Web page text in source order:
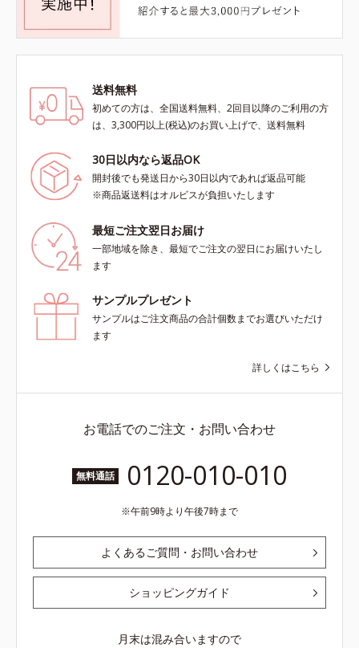
送料無料
初めての方は、全国送料無料、2回目以降のご利用の方
は、3,300円以上(税込)のお買い上げで、送料無料
30日以内なら返品OK
開封後でも発送日から30日以内であれば返品可能
※商品返送料はオルビスが負担いたします
最短ご注文翌日お届け
一部地域を除き、最短でご注文の翌日にお届けいたし
ます
サンプルプレゼント
サンプルはご注文商品の合計個数までお選びいただけ
ます
詳しくはこちら
お電話でのご注文・お問い合わせ
無料通話 0120-010-010
午前9時より午後7時まで
よくあるご質問・お問い合わせ
ショッピングガイド
月末は混み合いますので